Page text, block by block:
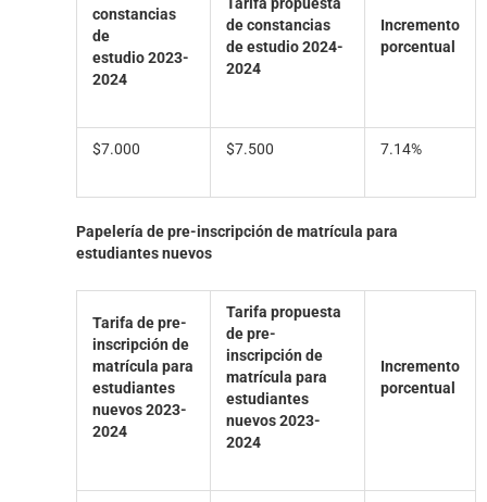
constancias
de
estudio2023-
2024
deconstancias
de estudio 2024-
2024
Incremento
porcentual
$7.000 $7.500 7.14%
Papelería de pre-inscripción de matrícula para
estudiantes nuevos
Tarifa de pre-
inscripción de
matrícula para
estudiantes
nuevos2023-
2024
Tarifa propuesta
de pre-
inscripción de
matrícula para
estudiantes
nuevos2023-
2024
Incremento
porcentual